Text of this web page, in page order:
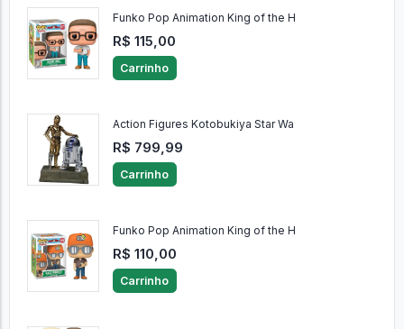
Funko Pop Animation King of the H
R$ 115,00
Carrinho
Action Figures Kotobukiya Star Wa
R$ 799,99
Carrinho
Funko Pop Animation King of the H
R$ 110,00
Carrinho